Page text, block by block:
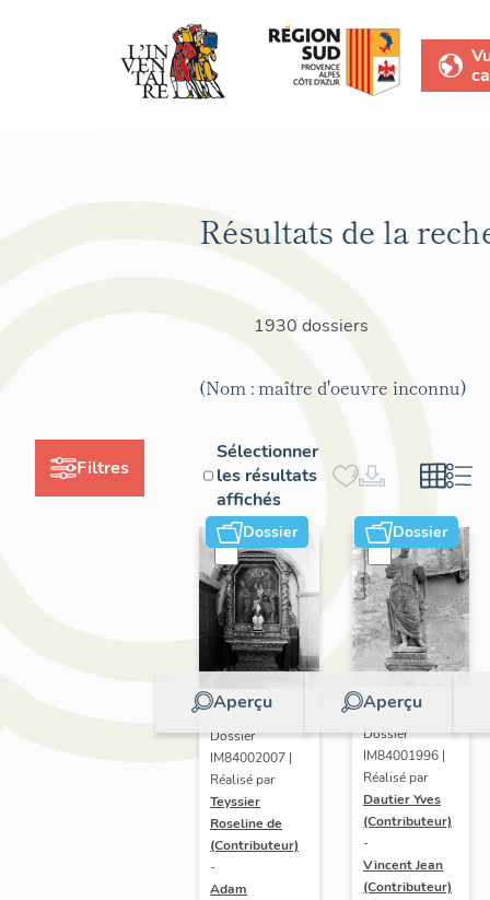
Filtres
Résultats de la
1930 dossiers
(Nom : maître d'oeuvre inconnu)
Sélectionner
les résultats
affichés
Dossier
Aperçu
Dossier
IM84002007 |
Réalisé par
Teyssier
Roseline de
(Contributeur)
-
Adam
Dossier
Aperçu
Dossier
IM84001996 |
Réalisé par
Dautier Yves
(Contributeur)
-
Vincent Jean
(Contributeur)